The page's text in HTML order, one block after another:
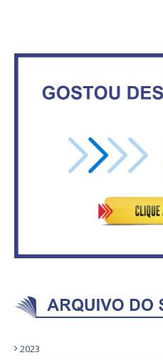
Circulação de ar no túnel será
ASVECOM: Renúncia Ana Neves
2023